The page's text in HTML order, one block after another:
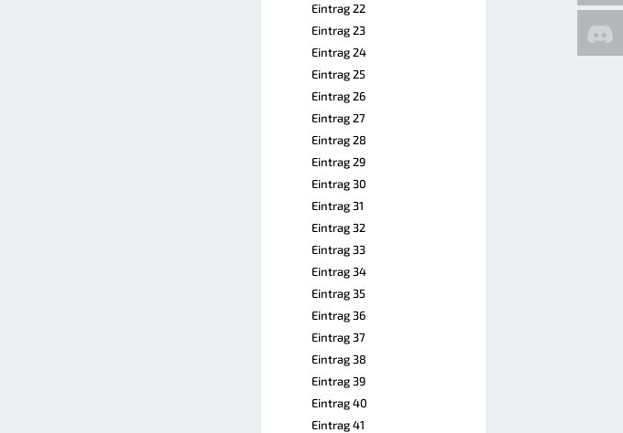
Eintrag 22
Eintrag 23
Eintrag 24
Eintrag 25
Eintrag 26
Eintrag 27
Eintrag 28
Eintrag 29
Eintrag 30
Eintrag 31
Eintrag 32
Eintrag 33
Eintrag 34
Eintrag 35
Eintrag 36
Eintrag 37
Eintrag 38
Eintrag 39
Eintrag 40
Eintrag 41